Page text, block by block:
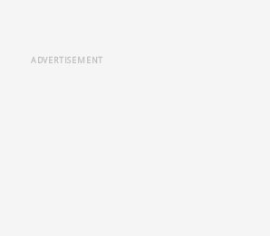
ADVERTISEMENT